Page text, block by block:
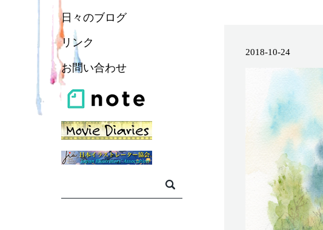
日々のブログ
リンク
お問い合わせ
2018-10-24